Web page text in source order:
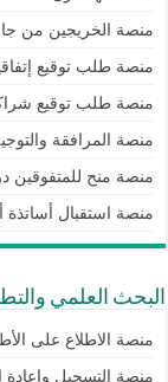
منصة الخريجين من
منصة طلب توقيع
منصة طلب توقيع
منصة المرافقة
منصة منح للمتفوقين
منصة استقبال أساتذة
البحث العلمي
منصة الاطلاع على
منصة التسجيل واعادة